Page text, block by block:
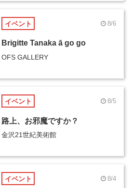
イベント 8/6
Brigitte Tanaka ā go go
OFS GALLERY
イベント 8/5
路上、お邪魔ですか？
金沢21世紀美術館
イベント 8/4